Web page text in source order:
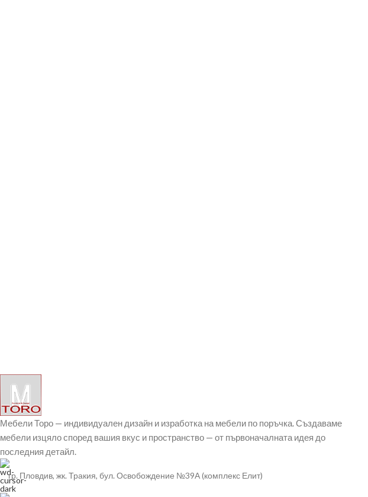
Мебели Торо — индивидуален дизайн и изработка на мебели по поръчка. Създаваме
мебели изцяло според вашия вкус и пространство — от първоначалната идея до
последния детайл.
гр. Пловдив, жк. Тракия, бул. Освобождение №39А (комплекс Елит)